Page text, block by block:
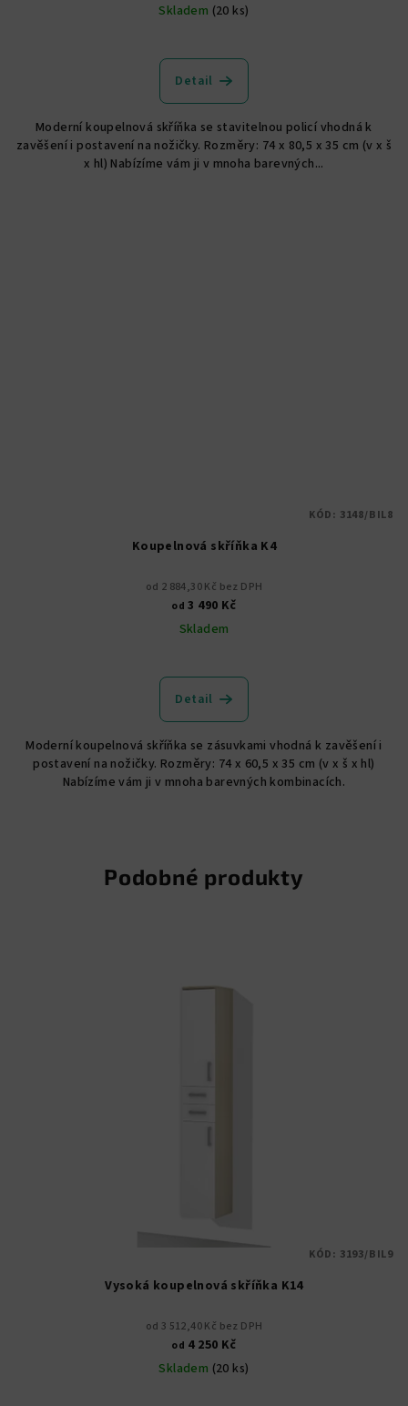
Skladem (20 ks)
hodnocení
produktu
z
5
hvězdiček.
Detail
Moderní koupelnová skříňka se stavitelnou policí vhodná k
zavěšení i postavení na nožičky. Rozměry: 74 x 80,5 x 35 cm (v x š
x hl) Nabízíme vám ji v mnoha barevných...
Koupelnová skříňka K4
od 2 884,30 Kč bez DPH
od 3 490 Kč
Skladem
hodnocení
produktu
z
5
hvězdiček.
Detail
Moderní koupelnová skříňka se zásuvkami vhodná k zavěšení i
postavení na nožičky. Rozměry: 74 x 60,5 x 35 cm (v x š x hl)
Nabízíme vám ji v mnoha barevných kombinacích.
KÓD: 3148/BIL8
Podobné produkty
Vysoká koupelnová skříňka K14
od 3 512,40 Kč bez DPH
od 4 250 Kč
Skladem (20 ks)
KÓD: 3193/BIL9